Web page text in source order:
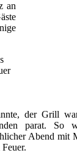
an
der Grill
parat. So
Abend mit
Feuer.